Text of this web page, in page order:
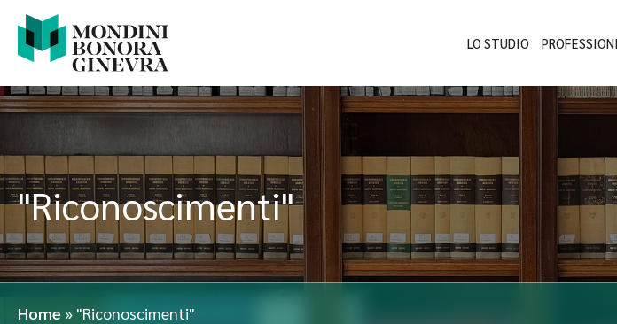
LO STUDIO
"Riconoscimenti"
Home » "Riconoscimenti"